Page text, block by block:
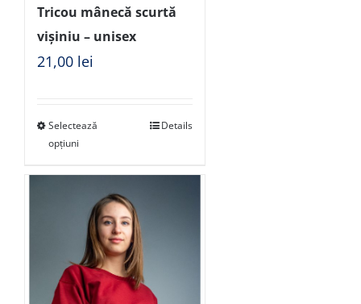
Tricou mânecă scurtă
vișiniu – unisex
21,00 lei
Selectează
opțiuni
Details